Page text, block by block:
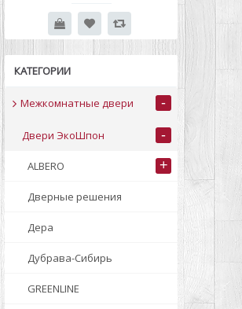
КАТЕГОРИИ
Межкомнатные двери -
Двери ЭкоШпон -
ALBERO +
Дверные решения
Дера
Дубрава-Сибирь
GREENLINE